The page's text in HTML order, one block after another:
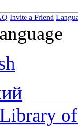
Invite a Friend
Library